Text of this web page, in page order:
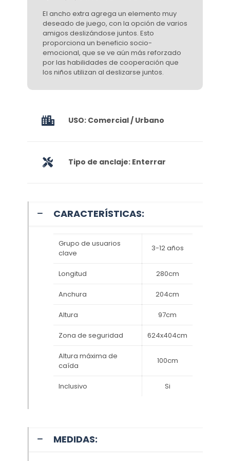
El ancho extra agrega un elemento muy
deseado de juego, con la opción de varios
amigos deslizándose juntos. Esto
proporciona un beneficio socio-
emocional, que se ve aún más reforzado
por las habilidades de cooperación que
los niños utilizan al deslizarse juntos.
USO: Comercial / Urbano
Tipo de anclaje: Enterrar
CARACTERÍSTICAS:
Grupo de usuarios
clave
3-12 años
Longitud 280cm
Anchura 204cm
Altura 97cm
Zona de seguridad 624x404cm
Altura máxima de
caída
100cm
Inclusivo Si
MEDIDAS: